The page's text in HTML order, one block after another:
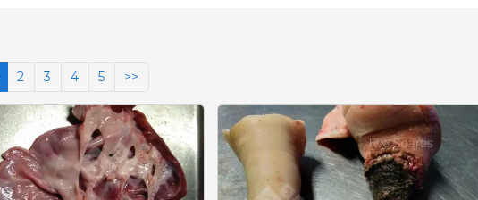
2 3 4 5 >>